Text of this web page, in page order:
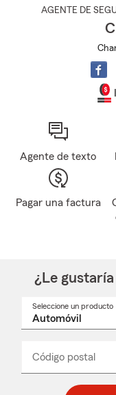
AGENTE DE
Agente de texto
Pagar una factura
¿Le
Seleccione un producto
Código postal
_____